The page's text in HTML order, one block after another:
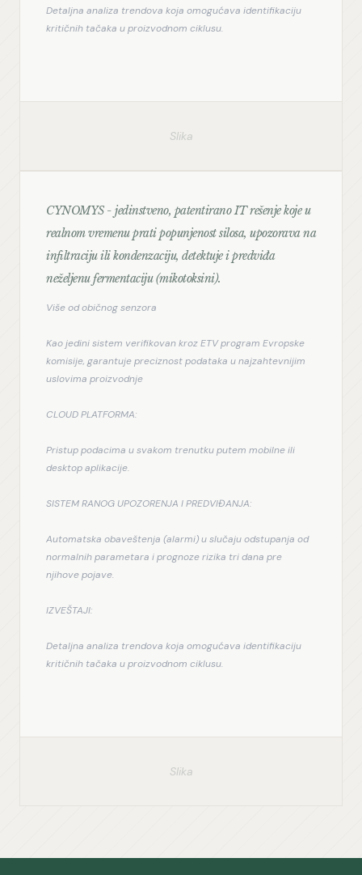
Slika
Detaljna analiza trendova koja omogućava identifikaciju
kritičnih tačaka u proizvodnom ciklusu.
Slika
CYNOMYS - jedinstveno, patentirano IT rešenje koje u
realnom vremenu prati popunjenost silosa, upozorava na
infiltraciju ili kondenzaciju, detektuje i predviđa
neželjenu fermentaciju (mikotoksini).
Više od običnog senzora
Kao jedini sistem verifikovan kroz ETV program Evropske
komisije, garantuje preciznost podataka u najzahtevnijim
uslovima proizvodnje
CLOUD PLATFORMA:
Pristup podacima u svakom trenutku putem mobilne ili
desktop aplikacije.
SISTEM RANOG UPOZORENJA I PREDVIĐANJA:
Automatska obaveštenja (alarmi) u slučaju odstupanja od
normalnih parametara i prognoze rizika tri dana pre
njihove pojave.
IZVEŠTAJI:
Detaljna analiza trendova koja omogućava identifikaciju
kritičnih tačaka u proizvodnom ciklusu.